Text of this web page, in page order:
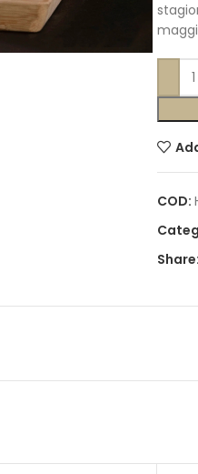
COD:
Share: